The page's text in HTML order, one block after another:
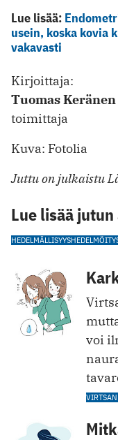
Lue lisää:
usein, koska kovia
vakavasti
Kirjoittaja:
Tuomas Keränen
toimittaja
Kuva: Fotolia
Juttu on julkaistu
Lue lisää
HEDELMÄLLISYYS
voi